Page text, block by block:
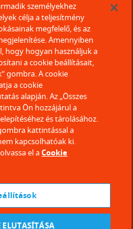
személyekhez
célja a teljesítmény
megfelelő, és az
Amennyiben
hogy hogyan használjuk a
a cookie beállításait,
gombra. A cookie
a cookie
alapján. Az „Összes
Ön hozzájárul a
és tárolásához.
kattintással a
kapcsolhatóak ki.
el aCookie
ELUTASÍTÁSA